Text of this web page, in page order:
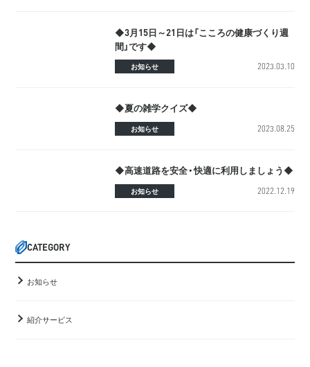
◆3月15日～21日は「こころの健康づくり週
間」です◆
お知らせ 2023.03.10
◆夏の雑学クイズ◆
お知らせ 2023.08.25
◆高速道路を安全・快適に利用しましょう◆
お知らせ 2022.12.19
CATEGORY
お知らせ
紹介サービス